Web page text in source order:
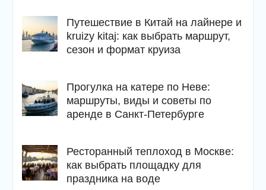
Путешествие в Китай на лайнере и
kruizy kitaj: как выбрать маршрут,
сезон и формат круиза
Прогулка на катере по Неве:
маршруты, виды и советы по
аренде в Санкт-Петербурге
Ресторанный теплоход в Москве:
как выбрать площадку для
праздника на воде